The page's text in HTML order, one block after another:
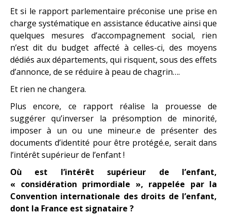
Et si le rapport parlementaire préconise une prise en
charge systématique en assistance éducative ainsi que
quelques mesures d’accompagnement social, rien
n’est dit du budget affecté à celles-ci, des moyens
dédiés aux départements, qui risquent, sous des effets
d’annonce, de se réduire à peau de chagrin….
Et rien ne changera.
Plus encore, ce rapport réalise la prouesse de
suggérer qu’inverser la présomption de minorité,
imposer à un ou une mineur.e de présenter des
documents d’identité pour être protégé.e, serait dans
l’intérêt supérieur de l’enfant !
Où est l’intérêt supérieur de l’enfant,
« considération primordiale », rappelée par la
Convention internationale des droits de l’enfant,
dont la France est signataire ?